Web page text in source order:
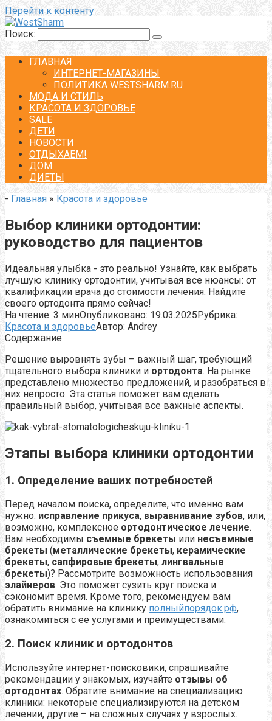
Перейти к контенту
Поиск:
ГЛАВНАЯ
ИНТЕРНЕТ-МАГАЗИНЫ
ПОЛИТИКА WESTSHARM.RU
МОДА И СТИЛЬ
КРАСОТА И ЗДОРОВЬЕ
SALE
ДЕТИ
НОВОСТИ
ОТДЫХАЕМ!
ДОМ
ДИЕТЫ
- Главная » Красота и здоровье
Выбор клиники ортодонтии:
руководство для пациентов
Идеальная улыбка - это реально! Узнайте, как выбрать
лучшую клинику ортодонтии, учитывая все нюансы: от
квалификации врача до стоимости лечения. Найдите
своего ортодонта прямо сейчас!
На чтение: 3 минОпубликовано: 19.03.2025Рубрика:
Красота и здоровьеАвтор: Andrey
Содержание
Решение выровнять зубы – важный шаг, требующий
тщательного выбора клиники и ортодонта. На рынке
представлено множество предложений, и разобраться в
них непросто. Эта статья поможет вам сделать
правильный выбор, учитывая все важные аспекты.
Этапы выбора клиники ортодонтии
1. Определение ваших потребностей
Перед началом поиска, определите, что именно вам
нужно: исправление прикуса, выравнивание зубов, или,
возможно, комплексное ортодонтическое лечение.
Вам необходимы съемные брекеты или несъемные
брекеты (металлические брекеты, керамические
брекеты, сапфировые брекеты, лингвальные
брекеты)? Рассмотрите возможность использования
элайнеров. Это поможет сузить круг поиска и
сэкономит время. Кроме того, рекомендуем вам
обратить внимание на клинику полныйпорядок.рф,
ознакомиться с ее услугами и преимуществами.
2. Поиск клиник и ортодонтов
Используйте интернет-поисковики, спрашивайте
рекомендации у знакомых, изучайте отзывы об
ортодонтах. Обратите внимание на специализацию
клиники: некоторые специализируются на детском
лечении, другие – на сложных случаях у взрослых.